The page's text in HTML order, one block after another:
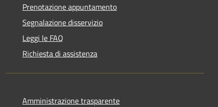
Prenotazione appuntamento
Segnalazione disservizio
Leggi le FAQ
Richiesta di assistenza
Amministrazione trasparente